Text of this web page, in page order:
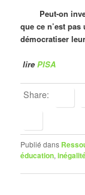
Peut-on
que ce n’est
démocratiser
lirePISA
Share:
Publié dans
éducation,